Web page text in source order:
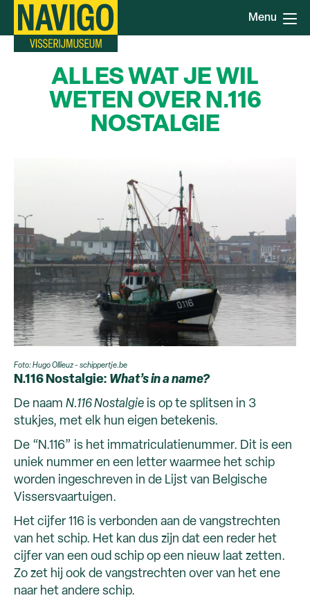
Overslaan
Menu
ALLES WAT JE WIL
WETEN OVER N.116
NOSTALGIE
Foto: Hugo Ollieuz - schippertje.be
N.116 Nostalgie: What’s in a name?
De naam N.116 Nostalgie is op te splitsen in 3
stukjes, met elk hun eigen betekenis.
De “N.116” is het immatriculatienummer. Dit is een
uniek nummer en een letter waarmee het schip
worden ingeschreven in de Lijst van Belgische
Vissersvaartuigen.
Het cijfer 116 is verbonden aan de vangstrechten
van het schip. Het kan dus zijn dat een reder het
cijfer van een oud schip op een nieuw laat zetten.
Zo zet hij ook de vangstrechten over van het ene
naar het andere schip.